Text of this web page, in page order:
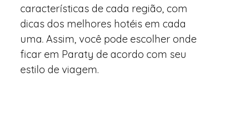
características de cada região, com
dicas dos melhores hotéis em cada
uma. Assim, você pode escolher onde
ficar em Paraty de acordo com seu
estilo de viagem.